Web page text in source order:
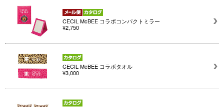
CECIL McBEE コラボコンパクトミラー
¥2,750
CECIL McBEE コラボタオル
¥3,000